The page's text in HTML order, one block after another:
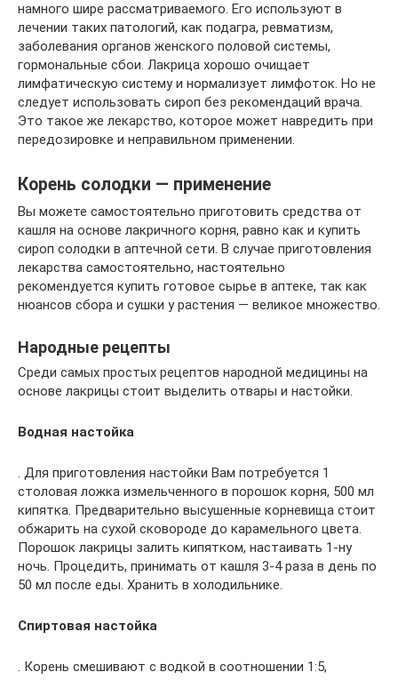
намного шире рассматриваемого. Его используют в
лечении таких патологий, как подагра, ревматизм,
заболевания органов женского половой системы,
гормональные сбои. Лакрица хорошо очищает
лимфатическую систему и нормализует лимфоток. Но не
следует использовать сироп без рекомендаций врача.
Это такое же лекарство, которое может навредить при
передозировке и неправильном применении.
Корень солодки — применение
Вы можете самостоятельно приготовить средства от
кашля на основе лакричного корня, равно как и купить
сироп солодки в аптечной сети. В случае приготовления
лекарства самостоятельно, настоятельно
рекомендуется купить готовое сырье в аптеке, так как
нюансов сбора и сушки у растения — великое множество.
Народные рецепты
Среди самых простых рецептов народной медицины на
основе лакрицы стоит выделить отвары и настойки.
Водная настойка
. Для приготовления настойки Вам потребуется 1
столовая ложка измельченного в порошок корня, 500 мл
кипятка. Предварительно высушенные корневища стоит
обжарить на сухой сковороде до карамельного цвета.
Порошок лакрицы залить кипятком, настаивать 1-ну
ночь. Процедить, принимать от кашля 3-4 раза в день по
50 мл после еды. Хранить в холодильнике.
Спиртовая настойка
. Корень смешивают с водкой в соотношении 1:5,